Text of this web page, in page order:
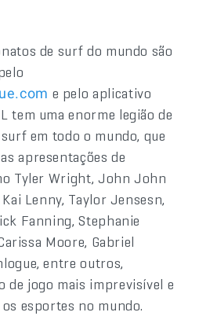
de surf do mundo são
e pelo aplicativo
tem uma enorme legião de
em todo o mundo, que
apresentações de
Tyler Wright, John John
Lenny, Taylor Jensesn,
Fanning, Stephanie
Moore, Gabriel
entre outros,
de jogo mais imprevisível e
esportes no mundo.